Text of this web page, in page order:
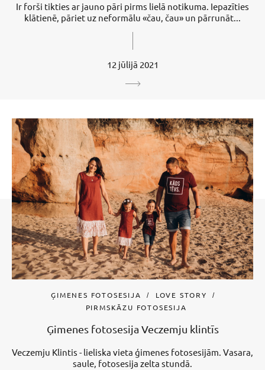
Ir forši tikties ar jauno pāri pirms lielā notikuma. Iepazīties
klātienē, pāriet uz neformālu «čau, čau» un pārrunāt...
12 jūlijā 2021
ĢIMENES FOTOSESIJA
LOVE STORY
PIRMSKĀZU FOTOSESIJA
Ģimenes fotosesija Veczemju klintīs
Veczemju Klintis - lieliska vieta ģimenes fotosesijām. Vasara,
saule, fotosesija zelta stundā.